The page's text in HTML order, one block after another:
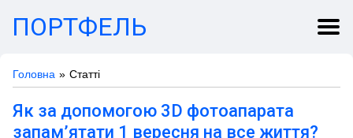
ПОРТФЕЛЬ
Головна Статті
Як за допомогою 3D фотоапарата
запам’ятати 1 вересня на все життя?